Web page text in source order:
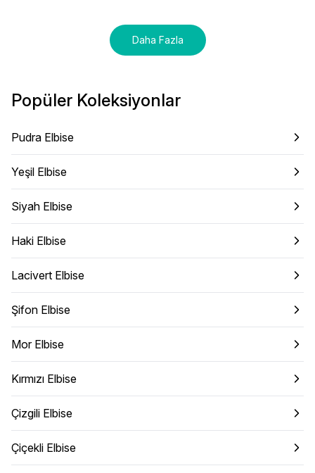
Daha Fazla
Popüler Koleksiyonlar
Pudra Elbise
Yeşil Elbise
Siyah Elbise
Haki Elbise
Lacivert Elbise
Şifon Elbise
Mor Elbise
Kırmızı Elbise
Çizgili Elbise
Çiçekli Elbise